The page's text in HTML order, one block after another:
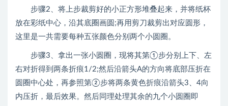
步骤2、将上步裁剪好的小正方形堆叠起来，并将纸杯
放在彩纸中心，沿其底圈画圆;再用剪刀裁剪出对应圆形，
这里是一共需要每种五张颜色分别两个小圆圈。
步骤3、拿出一张小圆圈，现将其第①步分别上下、左
右对折得到两条折痕1/2;然后沿箭头A的方向将底部压折在
圆圈中心处，再参照第②步将两条黄色折痕沿箭头3、4向
内压折，最后效果。然后同理处理其余的九个小圆圈即